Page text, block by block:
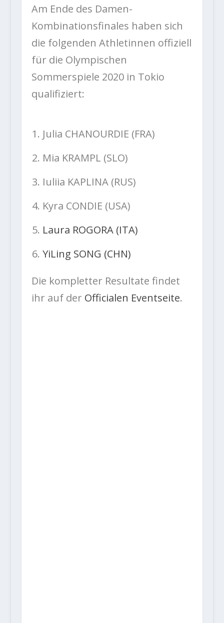
Am Ende des Damen-
Kombinationsfinales haben sich
die folgenden Athletinnen offiziell
für die Olympischen
Sommerspiele 2020 in Tokio
qualifiziert:
Julia CHANOURDIE (FRA)
Mia KRAMPL (SLO)
Iuliia KAPLINA (RUS)
Kyra CONDIE (USA)
Laura ROGORA (ITA)
YiLing SONG (CHN)
Die kompletter Resultate findet
ihr auf der Officialen Eventseite.